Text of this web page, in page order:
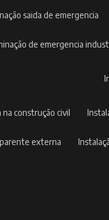
saida de emergencia
de emergencia
na construção civil
externa